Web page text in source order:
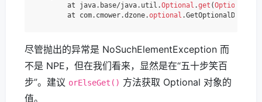
	at java.base/java.util.
Optional .get (Optional
	at com.cmower.dzone.
optional
尽管抛出的异常是 NoSuchElementException 而
不是 NPE，但在我们看来，显然是在“五十步笑百
步”。建议 orElseGet() 方法获取 Optional 对象的
值。